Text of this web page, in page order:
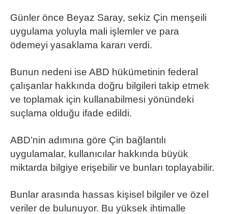
Günler önce Beyaz Saray, sekiz Çin menşeili
uygulama yoluyla mali işlemler ve para
ödemeyi yasaklama kararı verdi.
Bunun nedeni ise ABD hükümetinin federal
çalışanlar hakkında doğru bilgileri takip etmek
ve toplamak için kullanabilmesi yönündeki
suçlama olduğu ifade edildi.
ABD’nin adımına göre Çin bağlantılı
uygulamalar, kullanıcılar hakkında büyük
miktarda bilgiye erişebilir ve bunları toplayabilir.
Bunlar arasında hassas kişisel bilgiler ve özel
veriler de bulunuyor. Bu yüksek ihtimalle